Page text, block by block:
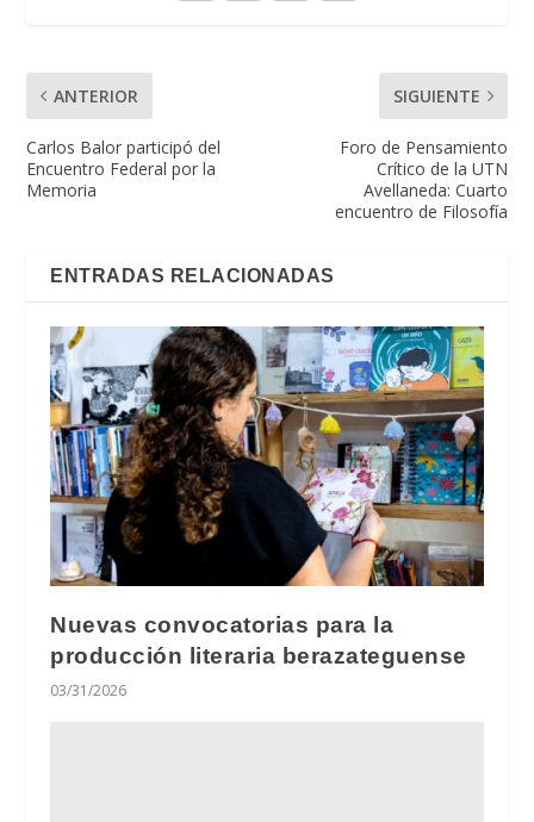
ANTERIOR
Carlos Balor participó del
Encuentro Federal por la
Memoria
SIGUIENTE
Foro de Pensamiento
Crítico de la UTN
Avellaneda: Cuarto
encuentro de Filosofía
ENTRADAS RELACIONADAS
Nuevas convocatorias para la
producción literaria berazateguense
03/31/2026